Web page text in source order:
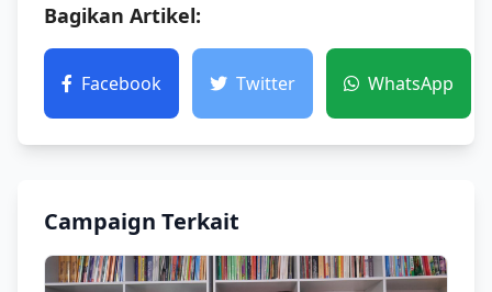
Bagikan Artikel:
Facebook Twitter WhatsApp
Campaign Terkait